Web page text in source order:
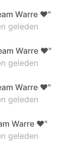
Warre ❤️"
geleden
Warre ❤️"
geleden
Warre ❤️"
geleden
Warre ❤️"
geleden